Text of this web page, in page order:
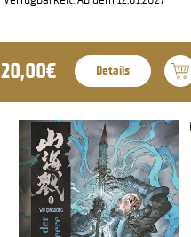
20,00€ Details